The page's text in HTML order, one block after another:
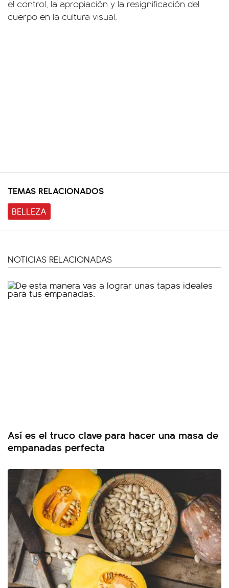
el control, la apropiación y la resignificación del
cuerpo en la cultura visual.
TEMAS RELACIONADOS
BELLEZA
NOTICIAS RELACIONADAS
Así es el truco clave para hacer una masa de
empanadas perfecta